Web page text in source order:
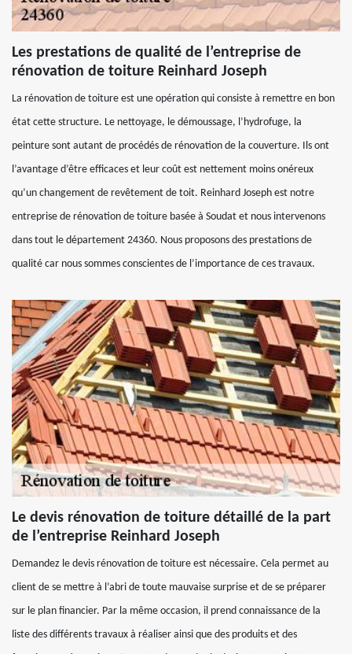
Les prestations de qualité de l’entreprise de
rénovation de toiture Reinhard Joseph
La rénovation de toiture est une opération qui consiste à remettre en bon
état cette structure. Le nettoyage, le démoussage, l’hydrofuge, la
peinture sont autant de procédés de rénovation de la couverture. Ils ont
l’avantage d’être efficaces et leur coût est nettement moins onéreux
qu’un changement de revêtement de toit. Reinhard Joseph est notre
entreprise de rénovation de toiture basée à Soudat et nous intervenons
dans tout le département 24360. Nous proposons des prestations de
qualité car nous sommes conscientes de l’importance de ces travaux.
Le devis rénovation de toiture détaillé de la part
de l’entreprise Reinhard Joseph
Demandez le devis rénovation de toiture est nécessaire. Cela permet au
client de se mettre à l’abri de toute mauvaise surprise et de se préparer
sur le plan financier. Par la même occasion, il prend connaissance de la
liste des différents travaux à réaliser ainsi que des produits et des